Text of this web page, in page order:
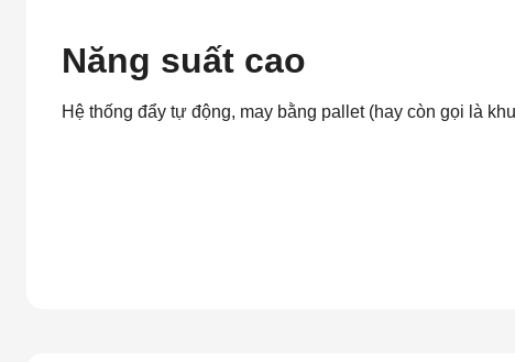
Năng suất cao
Hệ thống đẩy tự động, may bằng pallet (hay còn gọi là